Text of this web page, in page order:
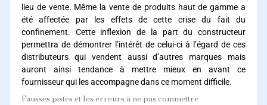
lieu de vente. Même la vente de produits haut de gamme a
été affectée par les effets de cette crise du fait du
confinement. Cette inflexion de la part du constructeur
permettra de démontrer l’intérêt de celui-ci à l’égard de ces
distributeurs qui vendent aussi d’autres marques mais
auront ainsi tendance à mettre mieux en avant ce
fournisseur qui les accompagne dans ce moment difficile.
Fausses pistes et les erreurs à ne pas commettre